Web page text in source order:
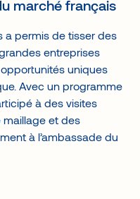
marché français
a permis de tisser des
entreprises
uniques
Avec un programme
à des visites
maillage et des
à l’ambassade du